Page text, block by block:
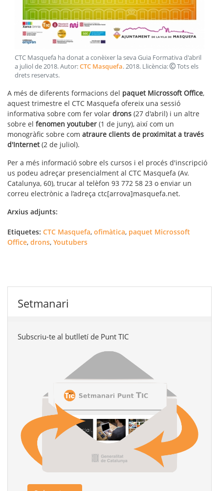
CTC Masquefa ha donat a conèixer la seva Guia Formativa d'abril
a juliol de 2018. Autor:CTC Masquefa.2018. Llicència:
Tots els
drets reservats.
A més de diferents formacions del paquet Microssoft Office,
aquest trimestre el CTC Masquefa ofereix una sessió
informativa sobre com fer volar drons (27 d'abril) i un altre
sobre el fenomen youtuber (1 de juny), així com un
monogràfic sobre com atraure clients de proximitat a través
d'Internet(2 de juliol).
Per a més informació sobre els cursos i el procés d'inscripció
us podeu adreçar presencialment al CTC Masquefa (Av.
Catalunya, 60), trucar al telèfon 93 772 58 23 o enviar un
correu electrònic a l’adreça ctc[arrova]masquefa.net.
Arxius adjunts:
Etiquetes: CTC Masquefa, ofimàtica, paquet Microssoft
Office, drons, Youtubers
Setmanari
Subscriu-te al butlletí de Punt TIC